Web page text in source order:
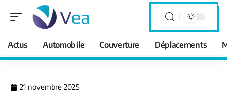
Actus Automobile Couverture Déplacements
21 novembre 2025